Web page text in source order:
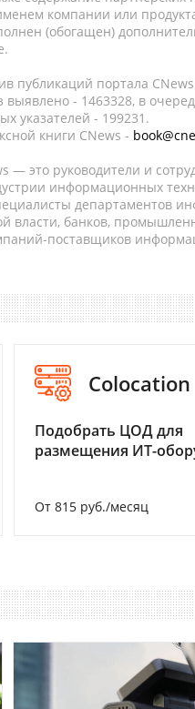
компании или
(обогащен)
публикаций портала
- 1463328, в
указателей - 199231.
книги CNews -
— это руководители и
информационных
департаментов
власти, банков,
поставщиков
Colocation
Подобрать ЦОД для
размещения ИТ-
От 815 руб./месяц